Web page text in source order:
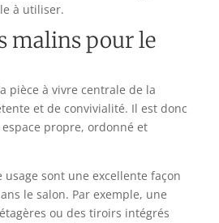
à utiliser.
malins pour le
pièce à vivre centrale de la
et de convivialité. Il est donc
propre, ordonné et
usage sont une excellente façon
le salon. Par exemple, une
ou des tiroirs intégrés